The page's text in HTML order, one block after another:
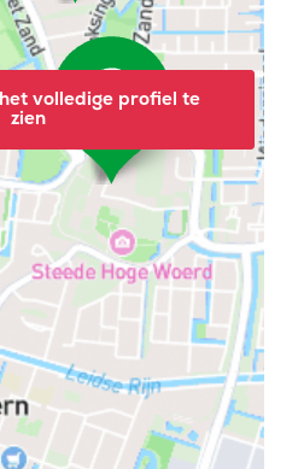
volledige profiel te
zien